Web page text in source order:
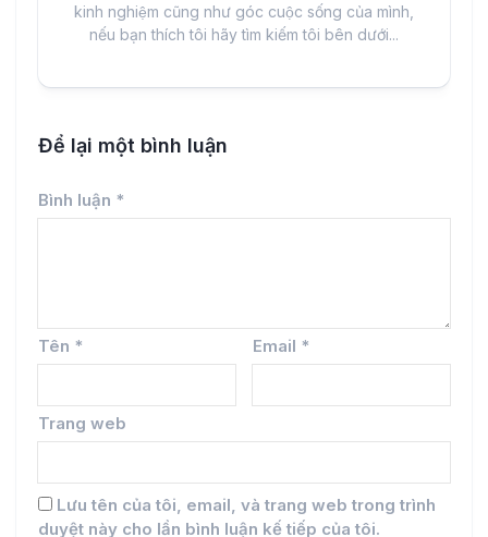
kinh nghiệm cũng như góc cuộc sống của mình,
nếu bạn thích tôi hãy tìm kiếm tôi bên dưới...
Để lại một bình luận
Bình luận *
Tên * Email *
Trang web
Lưu tên của tôi, email, và trang web trong trình
duyệt này cho lần bình luận kế tiếp của tôi.